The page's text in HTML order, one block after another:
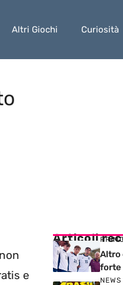
Altri Giochi Curiosità
e
Articoli
Altro
forte
NEWS